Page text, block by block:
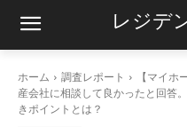
レジデ
ホーム 調査レポート
【マイ
産会社に相談して良かったと回答
きポイントとは？